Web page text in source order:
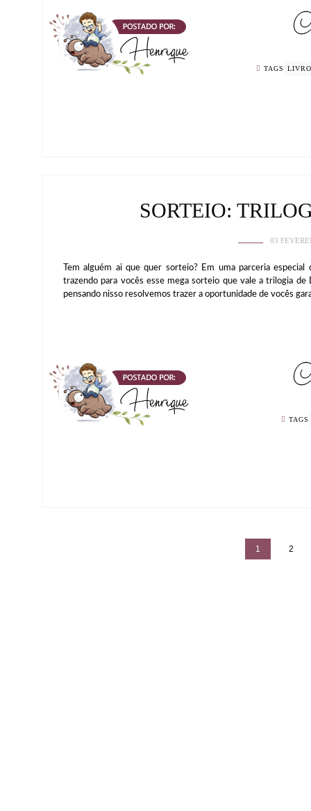
TAGS
SORTEIO:
03
Tem alguém ai que quer sorteio? Em uma parceria
trazendo para vocês esse mega sorteio que vale a trilogia
pensando nisso resolvemos trazer a oportunidade de vocês
TAGS
1 2